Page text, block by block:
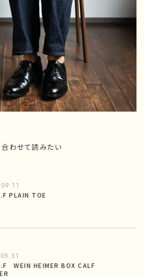
合わせて読みたい
PLAIN TOE
WEIN HEIMER BOX CALF